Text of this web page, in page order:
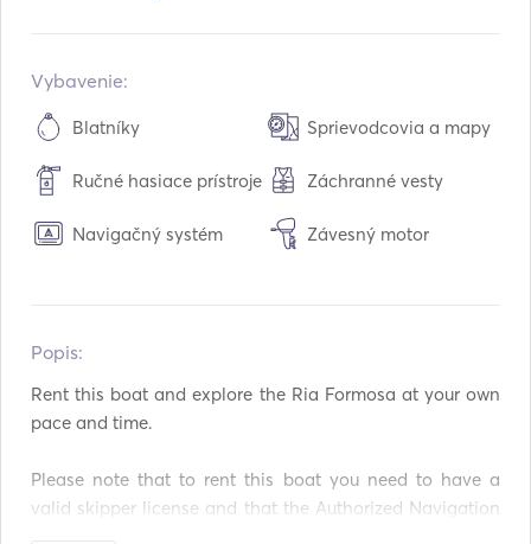
Motory:1 x 60hp
Typ paliva:
Spotreba:
Kapacita paliva:90 L
Maximálna cestovná rýchlosť:26
Vybavenie:
Blatníky Sprievodcovia a mapy
Ručné hasiace prístroje Záchranné vesty
Navigačný systém Závesný motor
Popis:
Rent this boat and explore the Ria Formosa at your own
pace and time.
Please note that to rent this boat you need to have a
valid skipper license and that the Authorized Navigation